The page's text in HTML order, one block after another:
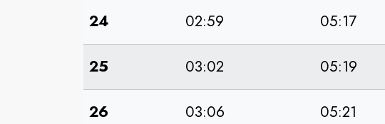
24 02:59 05:17
25 03:02 05:19
26 03:06 05:21